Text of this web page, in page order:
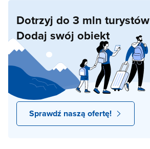
Dotrzyj do 3 mln turystów
Dodaj swój obiekt
Sprawdź naszą ofertę!